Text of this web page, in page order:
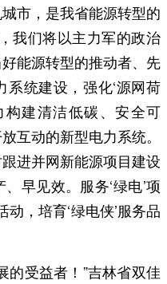
市，是我省能源转型的
我们将以主力军的政治
能源转型的推动者、先
统建设，强化‘源网荷
构建清洁低碳、安全可
互动的新型电力系统。
进并网新能源项目建设
早见效。服务‘绿电’项
动，培育‘绿电侠’服务品
的受益者！”吉林省双佳